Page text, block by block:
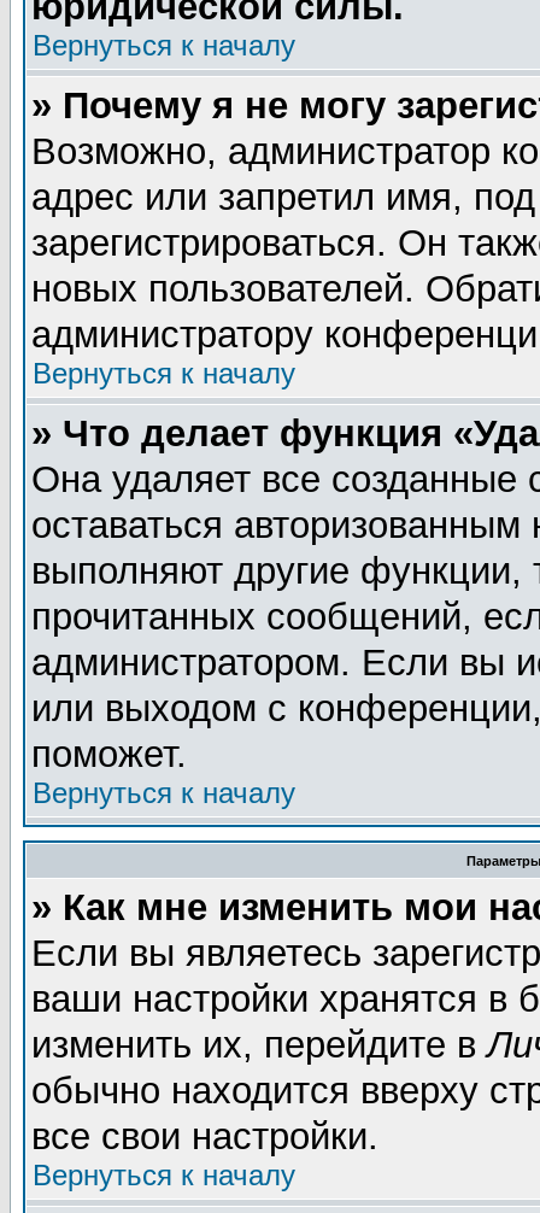
Вернуться к началу
» Почему я не могу
Возможно, администратор
адрес или запретил имя,
зарегистрироваться. Он
новых пользователей.
администратору
Вернуться к началу
» Что делает функция
Она удаляет все созданные
оставаться
выполняют другие функции,
прочитанных сообщений,
администратором. Если вы
или выходом с
поможет.
Вернуться к началу
» Как мне изменить мои
Если вы являетесь
ваши настройки хранятся
изменить их, перейдите в
обычно находится вверху
все свои настройки.
Вернуться к началу